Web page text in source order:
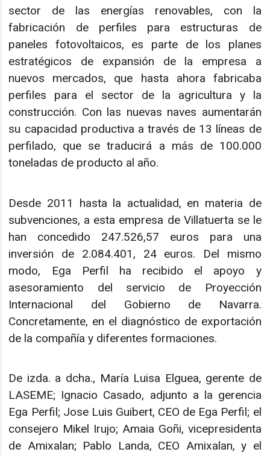
sector de las energías renovables, con la
fabricación de perfiles para estructuras de
paneles fotovoltaicos, es parte de los planes
estratégicos de expansión de la empresa a
nuevos mercados, que hasta ahora fabricaba
perfiles para el sector de la agricultura y la
construcción. Con las nuevas naves aumentarán
su capacidad productiva a través de 13 líneas de
perfilado, que se traducirá a más de 100.000
toneladas de producto al año.
Desde 2011 hasta la actualidad, en materia de
subvenciones, a esta empresa de Villatuerta se le
han concedido 247.526,57 euros para una
inversión de 2.084.401, 24 euros. Del mismo
modo, Ega Perfil ha recibido el apoyo y
asesoramiento del servicio de Proyección
Internacional del Gobierno de Navarra.
Concretamente, en el diagnóstico de exportación
de la compañía y diferentes formaciones.
De izda. a dcha., María Luisa Elguea, gerente de
LASEME; Ignacio Casado, adjunto a la gerencia
Ega Perfil; Jose Luis Guibert, CEO de Ega Perfil; el
consejero Mikel Irujo; Amaia Goñi, vicepresidenta
de Amixalan; Pablo Landa, CEO Amixalan, y el